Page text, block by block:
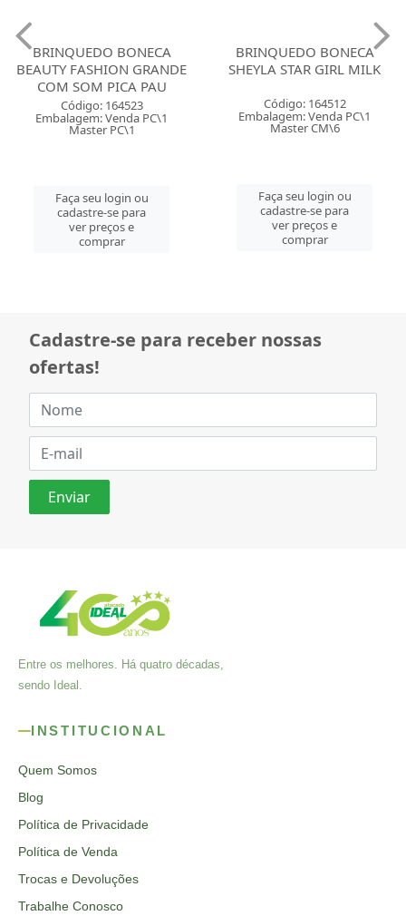
BRINQUEDO BONECA
BEAUTY FASHION GRANDE
COM SOM PICA PAU
Código: 164523
Embalagem: Venda PC\1
Master PC\1
Faça seu login ou
cadastre-se para
ver preços e
comprar
BRINQUEDO BONECA
SHEYLA STAR GIRL MILK
Código: 164512
Embalagem: Venda PC\1
Master CM\6
Faça seu login ou
cadastre-se para
ver preços e
comprar
Cadastre-se para receber nossas
ofertas!
Entre os melhores. Há quatro décadas,
sendo Ideal.
INSTITUCIONAL
Quem Somos
Blog
Política de Privacidade
Política de Venda
Trocas e Devoluções
Trabalhe Conosco